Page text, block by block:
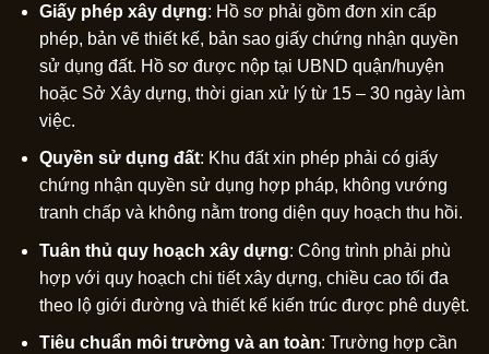
Giấy phép xây dựng: Hồ sơ phải gồm đơn xin cấp
phép, bản vẽ thiết kế, bản sao giấy chứng nhận quyền
sử dụng đất. Hồ sơ được nộp tại UBND quận/huyện
hoặc Sở Xây dựng, thời gian xử lý từ 15 – 30 ngày làm
việc.
Quyền sử dụng đất: Khu đất xin phép phải có giấy
chứng nhận quyền sử dụng hợp pháp, không vướng
tranh chấp và không nằm trong diện quy hoạch thu hồi.
Tuân thủ quy hoạch xây dựng: Công trình phải phù
hợp với quy hoạch chi tiết xây dựng, chiều cao tối đa
theo lộ giới đường và thiết kế kiến trúc được phê duyệt.
Tiêu chuẩn môi trường và an toàn: Trường hợp cần